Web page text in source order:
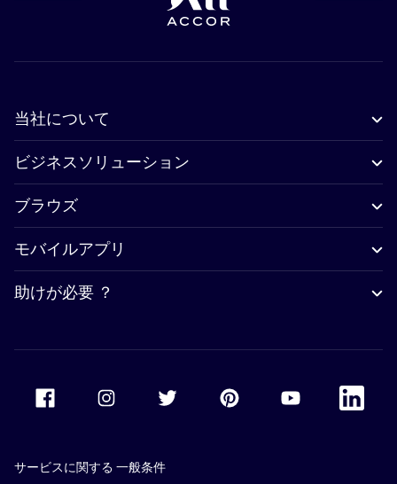
当社について
ビジネスソリューション
ブラウズ
モバイルアプリ
助けが必要 ？
Accor Facebook Accor TwitterAccor PinterestAccor Youtube
Accor
サービスに関する 一般条件